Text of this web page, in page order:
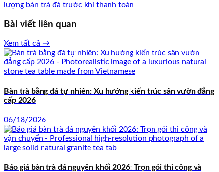
lượng bàn trà đá trước khi thanh toán
Bài viết liên quan
Xem tất cả →
Bàn trà bằng đá tự nhiên: Xu hướng kiến trúc sân vườn đẳng
cấp 2026
06/18/2026
Báo giá bàn trà đá nguyên khối 2026: Trọn gói thi công và